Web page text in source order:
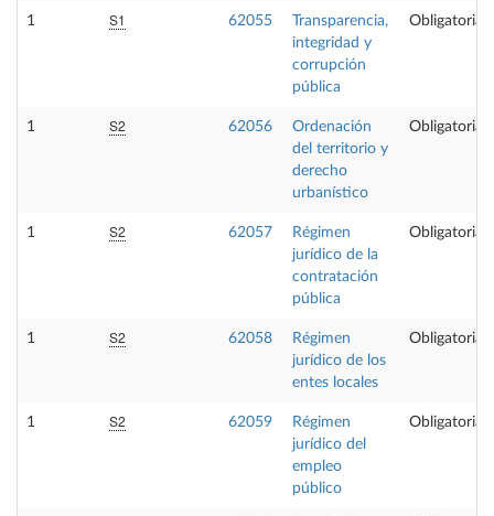
1 S1 62055
Transparencia,
integridad y
corrupción
pública
Obligatoria
1 S2 62056
Ordenación
del territorio y
derecho
urbanístico
Obligatoria
1 S2 62057
Régimen
jurídico de la
contratación
pública
Obligatoria
1 S2 62058
Régimen
jurídico de los
entes locales
Obligatoria
1 S2 62059
Régimen
jurídico del
empleo
público
Obligatoria